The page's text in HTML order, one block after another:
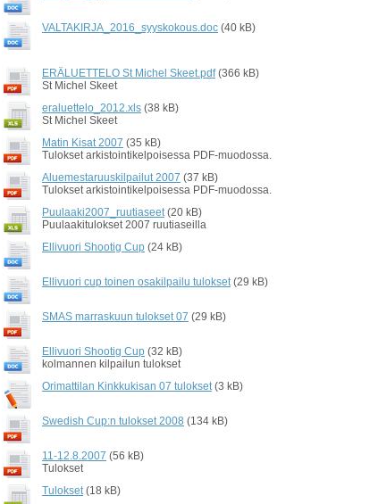
VALTAKIRJA_2016_syyskokous.doc (40 kB)
ERÄLUETTELO St Michel Skeet.pdf (366 kB)
St Michel Skeet
eraluettelo_2012.xls (38 kB)
St Michel Skeet
Matin Kisat 2007 (35 kB)
Tulokset arkistointikelpoisessa PDF-muodossa.
Aluemestaruuskilpailut 2007 (37 kB)
Tulokset arkistointikelpoisessa PDF-muodossa.
Puulaaki2007_ruutiaseet (20 kB)
Puulaakitulokset 2007 ruutiaseilla
Ellivuori Shootig Cup (24 kB)
Ellivuori cup toinen osakilpailu tulokset (29 kB)
SMAS marraskuun tulokset 07 (29 kB)
Ellivuori Shootig Cup (32 kB)
kolmannen kilpailun tulokset
Orimattilan Kinkkukisan 07 tulokset (3 kB)
Swedish Cup:n tulokset 2008 (134 kB)
11-12.8.2007 (56 kB)
Tulokset
Tulokset (18 kB)